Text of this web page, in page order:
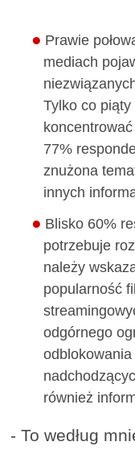
Prawie
mediach
Tylko co piąty
77%
znużona
innych
Blisko 60%
potrzebuje
należy
popularność
odgórnego
odblokowania
również
- To według